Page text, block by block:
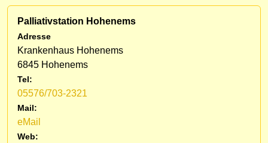
Palliativstation Hohenems
Adresse
Krankenhaus Hohenems
6845 Hohenems
Tel:
05576/703-2321
Mail:
eMail
Web: